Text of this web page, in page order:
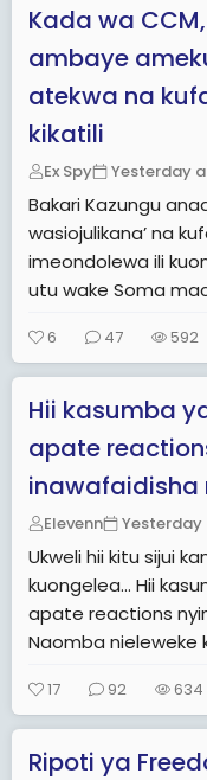
Kada wa
ambaye
atekwa na
kikatili
Ex Spy Yesterday
Bakari Kazungu
wasiojulikana’ na
imeondolewa ili
utu wake Soma
6 47 592
Hii kasumba
apate
inawafaidisha
Elevenn Yesterday
Ukweli hii kitu sijui
kuongelea... Hii
apate reactions
Naomba nieleweke
17 92 634
Ripoti ya